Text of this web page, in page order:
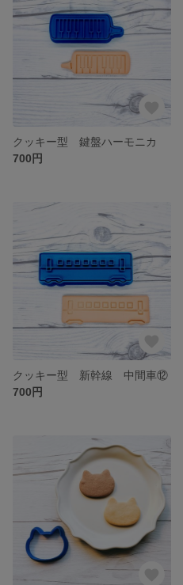
クッキー型 鍵盤ハーモニカ
700円
クッキー型 新幹線 中間車⑫
700円